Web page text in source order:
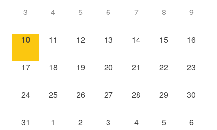
Évènements
0
3
0
4
0
5
0
6
0
7
0
8
0
9
0
10
0
11
0
12
0
13
0
14
0
15
0
16
0
17
0
18
0
19
0
20
0
21
0
22
0
23
0
24
0
25
0
26
0
27
0
28
0
29
0
30
0
31
0
1
0
2
0
3
0
4
0
5
0
6